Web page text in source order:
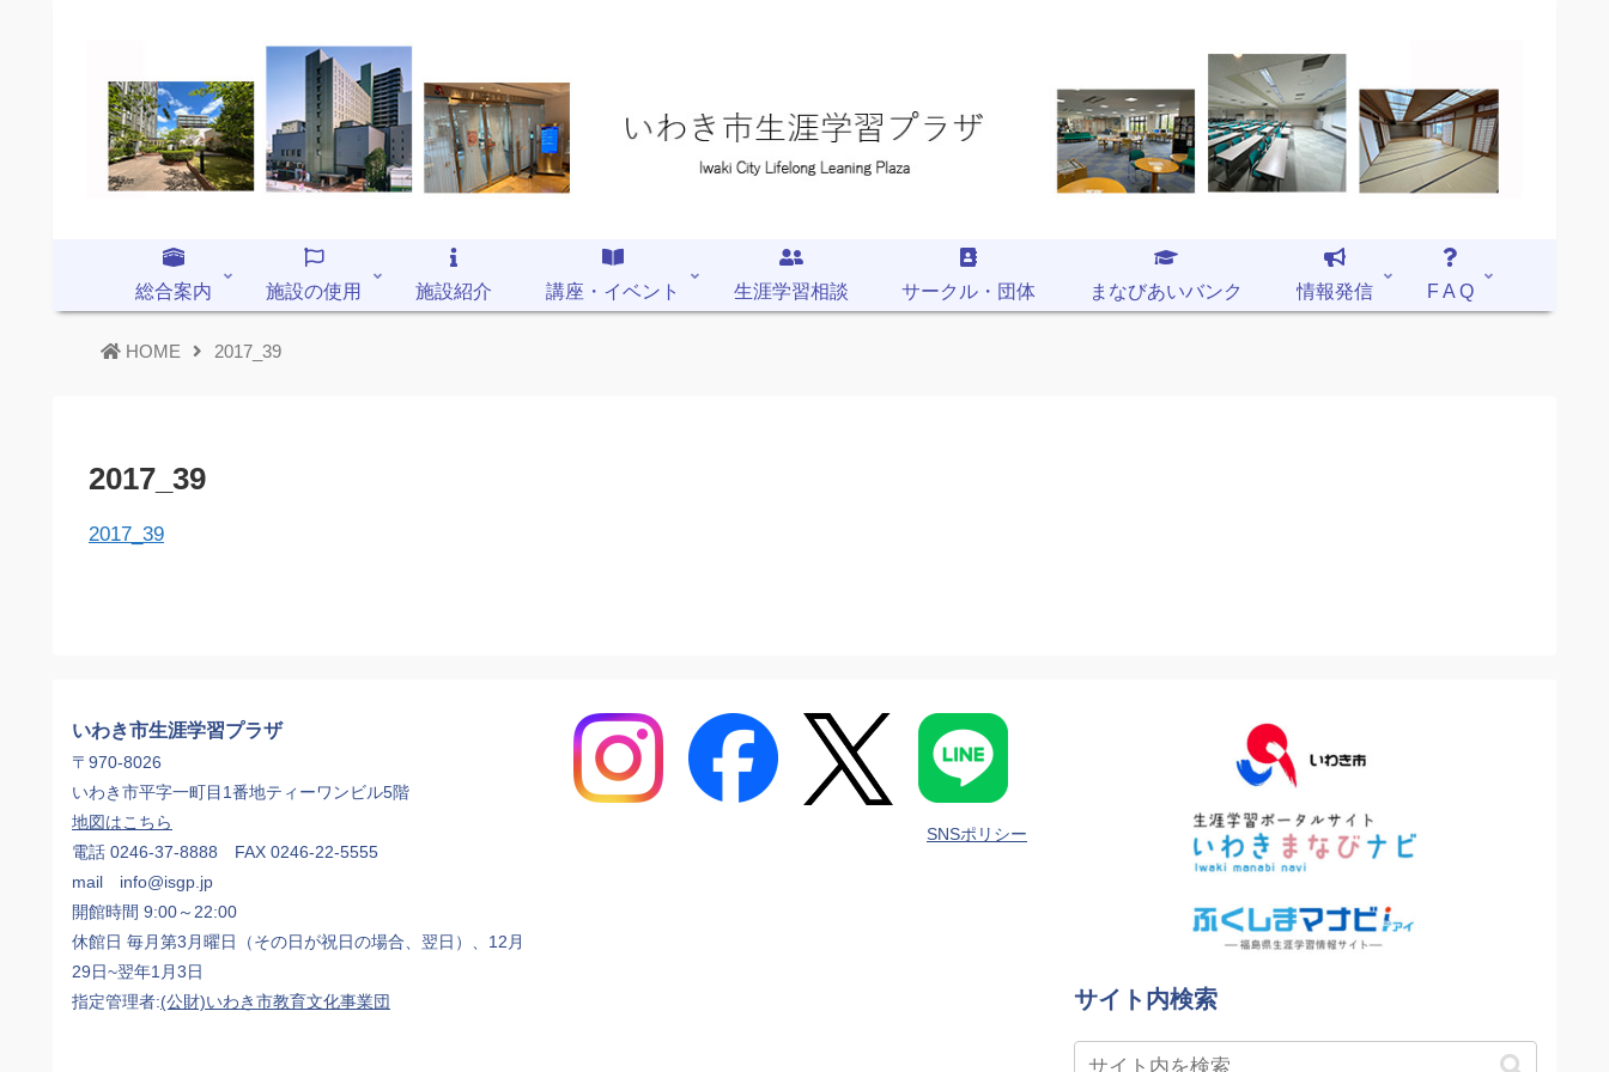
総合案内 施設の使用 施設紹介 講座・イベント 生涯学習相談 サークル・団体 まなびあいバンク 情報発信 F A Q
HOME 2017_39
2017_39
2017_39
いわき市生涯学習プラザ
〒970-8026
いわき市平字一町目1番地ティーワンビル5階
地図はこちら
電話 0246-37-8888 FAX 0246-22-5555
mail info@isgp.jp
開館時間 9:00～22:00
休館日 毎月第3月曜日（その日が祝日の場合、翌日）、12月
29日~翌年1月3日
指定管理者:(公財)いわき市教育文化事業団
SNSポリシー
サイト内検索